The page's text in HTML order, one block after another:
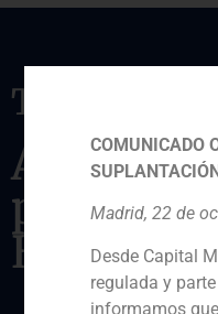
Transacción
para la
Brience
COMUNICADO
Madrid, 22 de
Desde Capital
regulada y
informamos